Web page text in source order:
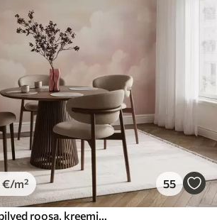
€/m² 55